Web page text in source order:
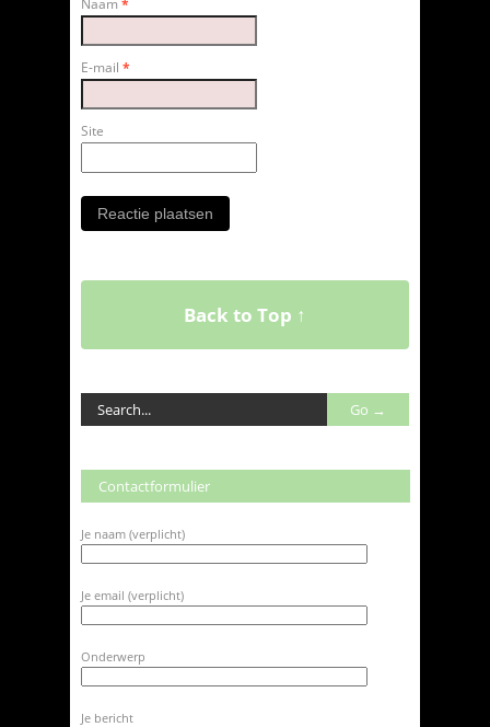
E-mail *
Site
Back to Top ↑
Contactformulier
Je naam (verplicht)
Je email (verplicht)
Onderwerp
Je bericht